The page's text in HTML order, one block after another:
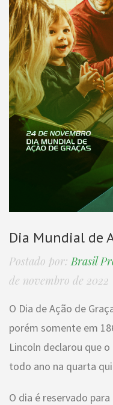
Dia Mundial de
Postado por: Brasil
de novembro de 2022
O Dia de Ação de
porém somente em
Lincoln declarou que
todo ano na quarta
O dia é reservado